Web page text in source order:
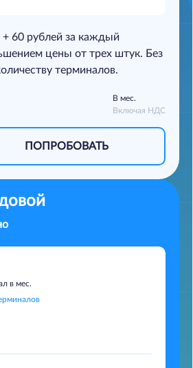
+ 60 рублей за каждый
цены от трех штук. Без
терминалов.
В мес.
Включая НДС
ПОПРОБОВАТЬ
в мес.